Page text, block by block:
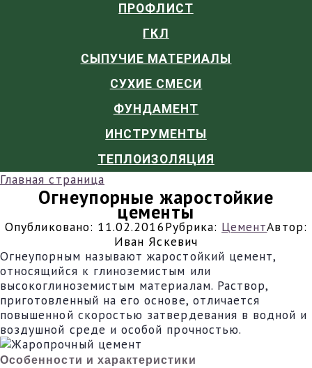
ПРОФЛИСТ
ГКЛ
СЫПУЧИЕ МАТЕРИАЛЫ
СУХИЕ СМЕСИ
ФУНДАМЕНТ
ИНСТРУМЕНТЫ
ТЕПЛОИЗОЛЯЦИЯ
Главная страница
Огнеупорные жаростойкие
цементы
Опубликовано: 11.02.2016Рубрика: ЦементАвтор:
Иван Яскевич
Огнеупорным называют жаростойкий цемент,
относящийся к глиноземистым или
высокоглиноземистым материалам. Раствор,
приготовленный на его основе, отличается
повышенной скоростью затвердевания в водной и
воздушной среде и особой прочностью.
Особенности и характеристики